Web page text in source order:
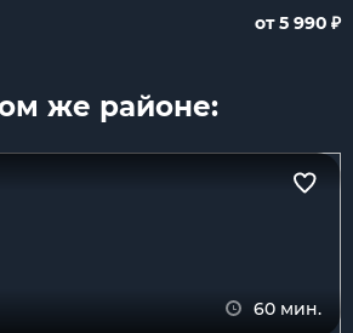
от 5 990 ₽
же районе:
60 мин.